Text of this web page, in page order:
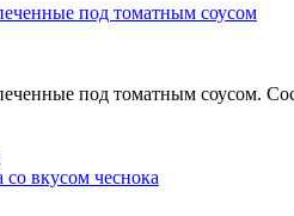
под томатным соусом
под томатным соусом.
вкусом чеснока